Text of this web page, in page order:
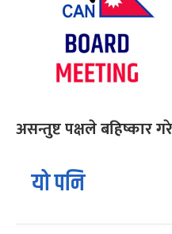
असन्तुष्ट पक्षले बहिष्कार
यो पनि